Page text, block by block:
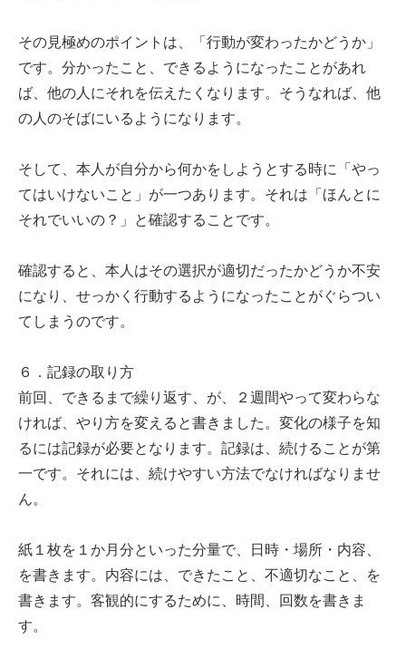
その見極めのポイントは、「行動が変わったかどうか」
です。分かったこと、できるようになったことがあれ
ば、他の人にそれを伝えたくなります。そうなれば、他
の人のそばにいるようになります。
そして、本人が自分から何かをしようとする時に「やっ
てはいけないこと」が一つあります。それは「ほんとに
それでいいの？」と確認することです。
確認すると、本人はその選択が適切だったかどうか不安
になり、せっかく行動するようになったことがぐらつい
てしまうのです。
６．記録の取り方
前回、できるまで繰り返す、が、２週間やって変わらな
ければ、やり方を変えると書きました。変化の様子を知
るには記録が必要となります。記録は、続けることが第
一です。それには、続けやすい方法でなければなりませ
ん。
紙１枚を１か月分といった分量で、日時・場所・内容、
を書きます。内容には、できたこと、不適切なこと、を
書きます。客観的にするために、時間、回数を書きま
す。